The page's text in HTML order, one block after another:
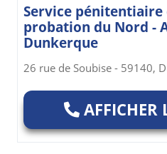
Service
probation du Nord -
Dunkerque
26 rue de Soubise - 59140,
AFFICHER